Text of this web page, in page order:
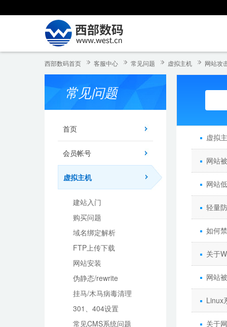
西部数码首页 客服中心 常见问题 虚拟主机 网站攻
常见问题
首页
会员帐号
虚拟主机
建站入门
购买问题
域名绑定解析
FTP上传下载
网站安装
伪静态/rewrite
挂马/木马病毒清理
301、404设置
常见CMS系统问题
虚拟
网站
网站
轻量
如何
关于
网站
Linux
关于